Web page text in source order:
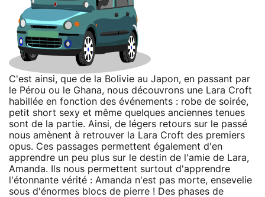
C'est ainsi, que de la Bolivie au Japon, en passant par
le Pérou ou le Ghana, nous découvrons une Lara Croft
habillée en fonction des événements : robe de soirée,
petit short sexy et même quelques anciennes tenues
sont de la partie. Ainsi, de légers retours sur le passé
nous amènent à retrouver la Lara Croft des premiers
opus. Ces passages permettent également d'en
apprendre un peu plus sur le destin de l'amie de Lara,
Amanda. Ils nous permettent surtout d'apprendre
l'étonnante vérité : Amanda n'est pas morte, ensevelie
sous d'énormes blocs de pierre ! Des phases de